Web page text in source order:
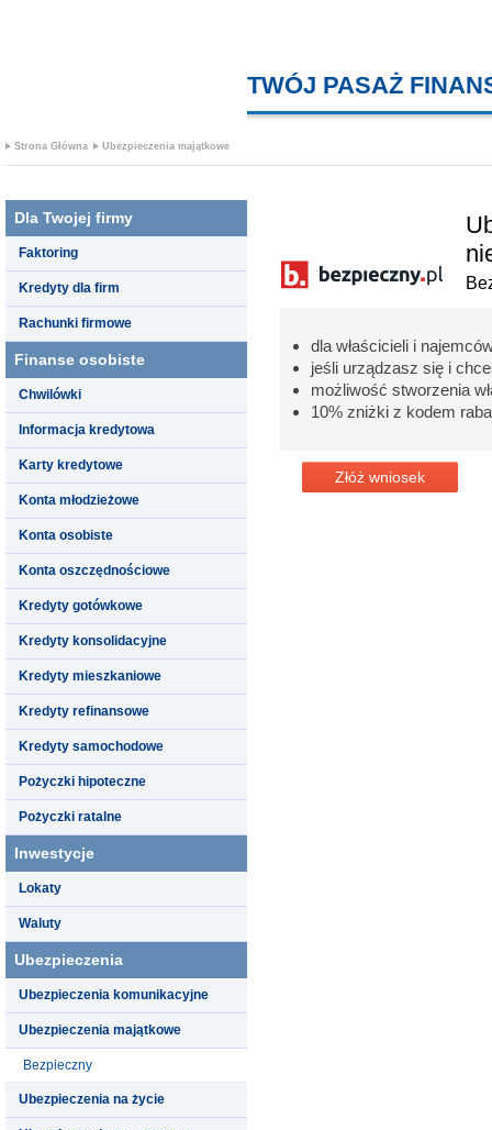
TWÓJ PASAŻ
Strona Główna Ubezpieczenia majątkowe
Dla Twojej firmy
Faktoring
Kredyty dla firm
Rachunki firmowe
Finanse osobiste
Chwilówki
Informacja kredytowa
Karty kredytowe
Konta młodzieżowe
Konta osobiste
Konta oszczędnościowe
Kredyty gotówkowe
Kredyty konsolidacyjne
Kredyty mieszkaniowe
Kredyty refinansowe
Kredyty samochodowe
Pożyczki hipoteczne
Pożyczki ratalne
Inwestycje
Lokaty
Waluty
Ubezpieczenia
Ubezpieczenia komunikacyjne
Ubezpieczenia majątkowe
Bezpieczny
Ubezpieczenia na życie
dla właścicieli i
jeśli urządzasz się i
możliwość stworzenia
10% zniżki z kodem
Złóż wniosek